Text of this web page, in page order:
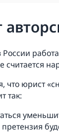
считается
что юрист
так: